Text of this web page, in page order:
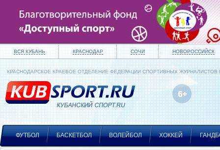
ВСЯ КУБАНЬ КРАСНОДАР СОЧИ НОВОРОССИЙСК
КРАСНОДАРСКОЕ КРАЕВОЕ ОТДЕЛЕНИЕ ФЕДЕРАЦИИ СПОРТИВНЫХ ЖУРНАЛИСТОВ
ФУТБОЛ БАСКЕТБОЛ ВОЛЕЙБОЛ ХОККЕЙ